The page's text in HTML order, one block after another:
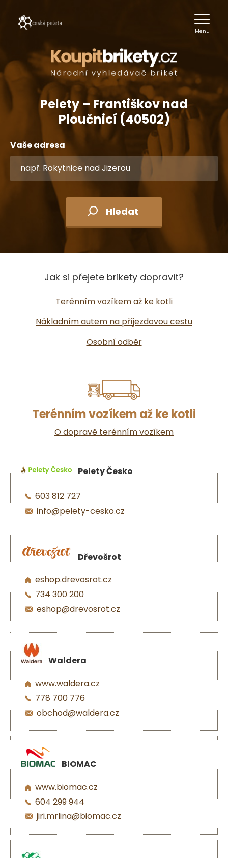
Menu
Pelety – Františkov nad
Ploučnicí (40502)
Vaše adresa
Hledat
Jak si přejete brikety dopravit?
Terénním vozíkem až ke kotli
Nákladním autem na příjezdovou cestu
Osobní odběr
Terénním vozíkem až ke kotli
O dopravě terénním vozíkem
Pelety Česko
603 812 727
info@pelety-cesko.cz
Dřevošrot
eshop.drevosrot.cz
734 300 200
eshop@drevosrot.cz
Waldera
www.waldera.cz
778 700 776
obchod@waldera.cz
BIOMAC
www.biomac.cz
604 299 944
jiri.mrlina@biomac.cz